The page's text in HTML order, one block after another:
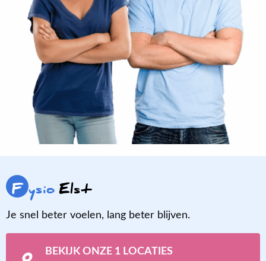
F ysioElst
Je snel beter voelen, lang beter blijven.
BEKIJK ONZE 1 LOCATIES